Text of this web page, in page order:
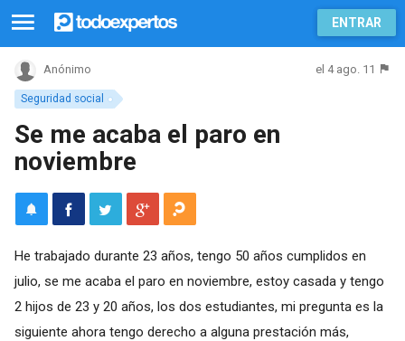
ENTRAR
Seguridad social
Anónimo el 4 ago. 11
Se me acaba el paro en
noviembre
He trabajado durante 23 años, tengo 50 años cumplidos en
julio, se me acaba el paro en noviembre, estoy casada y tengo
2 hijos de 23 y 20 años, los dos estudiantes, mi pregunta es la
siguiente ahora tengo derecho a alguna prestación más,